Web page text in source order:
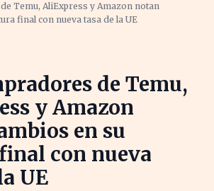
Temu, AliExpress y Amazon notan
final con nueva tasa de la UE
de Temu,
y Amazon
en su
con nueva
UE